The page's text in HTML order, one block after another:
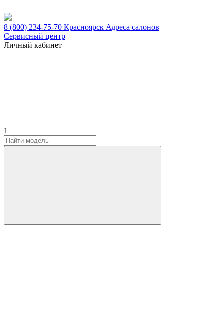
8 (800) 234-75-70 Красноярск Адреса салонов
Сервисный центр
Личный кабинет
1